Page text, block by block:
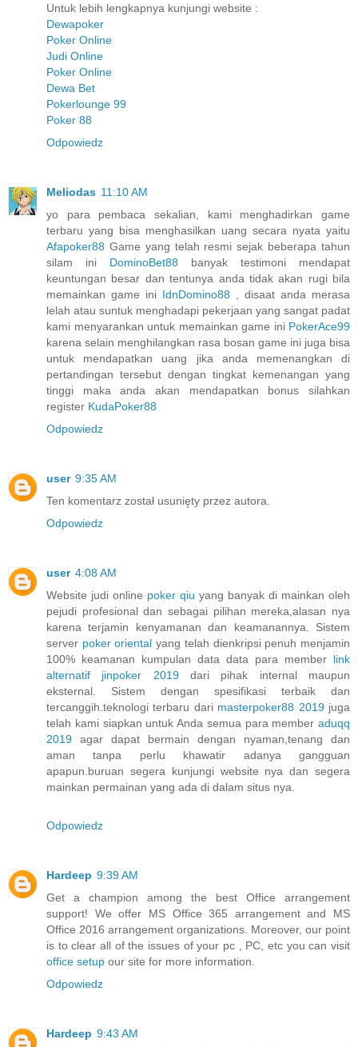
Untuk lebih lengkapnya kunjungi website :
Dewapoker
Poker Online
Judi Online
Poker Online
Dewa Bet
Pokerlounge 99
Poker 88
Odpowiedz
Meliodas 11:10 AM
yo para pembaca sekalian, kami menghadirkan game
terbaru yang bisa menghasilkan uang secara nyata yaitu
Afapoker88 Game yang telah resmi sejak beberapa tahun
silam ini DominoBet88 banyak testimoni mendapat
keuntungan besar dan tentunya anda tidak akan rugi bila
memainkan game ini IdnDomino88 , disaat anda merasa
lelah atau suntuk menghadapi pekerjaan yang sangat padat
kami menyarankan untuk memainkan game ini PokerAce99
karena selain menghilangkan rasa bosan game ini juga bisa
untuk mendapatkan uang jika anda memenangkan di
pertandingan tersebut dengan tingkat kemenangan yang
tinggi maka anda akan mendapatkan bonus silahkan
register KudaPoker88
Odpowiedz
user 9:35 AM
Ten komentarz został usunięty przez autora.
Odpowiedz
user 4:08 AM
Website judi online poker qiu yang banyak di mainkan oleh
pejudi profesional dan sebagai pilihan mereka,alasan nya
karena terjamin kenyamanan dan keamanannya. Sistem
server poker oriental yang telah dienkripsi penuh menjamin
100% keamanan kumpulan data data para member link
alternatif jinpoker 2019dari pihak internal maupun
eksternal. Sistem dengan spesifikasi terbaik dan
tercanggih.teknologi terbaru dari masterpoker88 2019juga
telah kami siapkan untuk Anda semua para member aduqq
2019 agar dapat bermain dengan nyaman,tenang dan
aman tanpa perlu khawatir adanya gangguan
apapun.buruan segera kunjungi website nya dan segera
mainkan permainan yang ada di dalam situs nya.
Odpowiedz
Hardeep 9:39 AM
Get a champion among the best Office arrangement
support! We offer MS Office 365 arrangement and MS
Office 2016 arrangement organizations. Moreover, our point
is to clear all of the issues of your pc , PC, etc you can visit
office setup our site for more information.
Odpowiedz
Hardeep 9:43 AM